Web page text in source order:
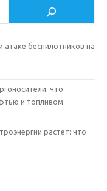
атаке беспилотников на
что
и топливом
растет: что